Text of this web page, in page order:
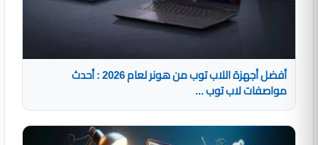
أفضل أجهزة اللاب توب من هونر لعام 2026 : أحدث
مواصفات لاب توب ...